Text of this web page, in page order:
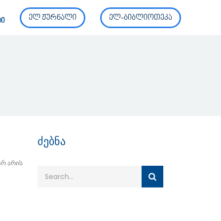
ელ ჟურნალი ელ-ბიბლიოთეკა
არის
ძებნა